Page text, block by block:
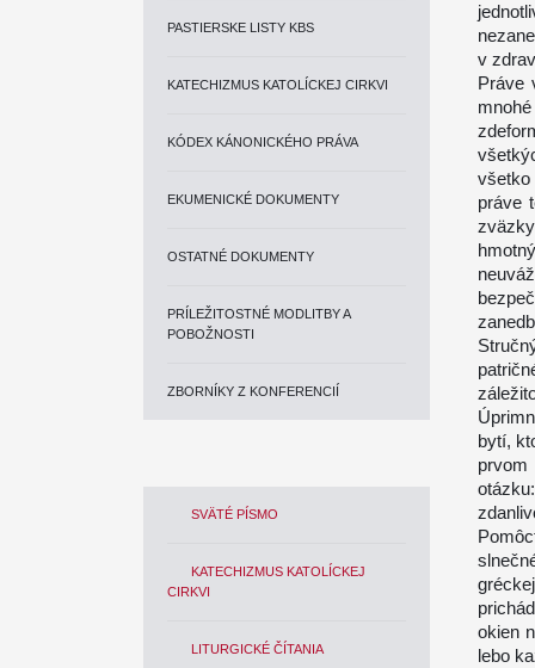
PASTIERSKE LISTY KBS
KATECHIZMUS KATOLÍCKEJ CIRKVI
KÓDEX KÁNONICKÉHO PRÁVA
EKUMENICKÉ DOKUMENTY
OSTATNÉ DOKUMENTY
PRÍLEŽITOSTNÉ MODLITBY A
POBOŽNOSTI
ZBORNÍKY Z KONFERENCIÍ
SVÄTÉ PÍSMO
KATECHIZMUS KATOLÍCKEJ
CIRKVI
LITURGICKÉ ČÍTANIA
v
Práve
všetko
práve
bytí,
okien
lebo